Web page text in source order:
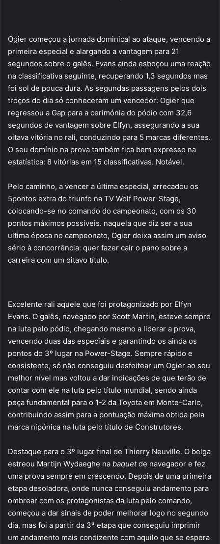
Ogier começou a jornada dominical ao ataque, vencendo a
primeira especial e alargando a vantagem para 21
segundos sobre o galês. Evans ainda esboçou uma reação
na classificativa seguinte, recuperando 1,3 segundos mas
foi sol de pouca dura. As segundas passagens pelos dois
troços do dia só conheceram um vencedor: Ogier que
regressou a Gap para a cerimónia do pódio com 32,6
segundos de vantagem sobre Elfyn, assegurando a sua
oitava vitória no rali, conduzindo para 5 marcas diferentes.
O seu domínio na prova também fica bem expresso na
estatística: 8 vitórias em 15 classificativas. Notável.
Pelo caminho, a vencer a última especial, arrecadou os
5pontos extra do triunfo na TV Wolf Power-Stage,
colocando-se no comando do campeonato, com os 30
pontos máximos possíveis. naquela que diz ser a sua
ultima época no campeonato, Ogier deixa assim um aviso
sério à concorrência: quer fazer cair o pano sobre a
carreira com um oitavo título.
Excelente rali aquele que foi protagonizado por Elfyn
Evans. O galês, navegado por Scott Martin, esteve sempre
na luta pelo pódio, chegando mesmo a liderar a prova,
vencendo duas das especiais e garantindo os ainda os
pontos do 3º lugar na Power-Stage. Sempre rápido e
consistente, só não conseguiu desfeitear um Ogier ao seu
melhor nível mas voltou a dar indicações de que terão de
contar com ele na luta pelo título mundial, sendo ainda
peça fundamental para o 1-2 da Toyota em Monte-Carlo,
contribuindo assim para a pontuação máxima obtida pela
marca nipónica na luta pelo título de Construtores.
Destaque para o 3º lugar final de Thierry Neuville. O belga
estreou Martijn Wydaeghe na baquetde navegador e fez
uma prova sempre em crescendo. Depois de uma primeira
etapa desoladora, onde nunca conseguiu andamento para
ombrear com os protagonistas da luta pelo comando,
começou a dar sinais de poder melhorar logo no segundo
dia, mas foi a partir da 3ª etapa que conseguiu imprimir
um andamento mais condizente com aquilo que se espera